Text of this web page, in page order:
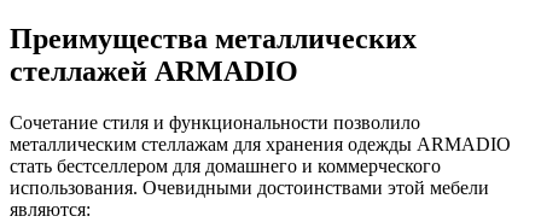
Преимущества металлических
стеллажей ARMADIO
Сочетание стиля и функциональности позволило
металлическим стеллажам для хранения одежды ARMADIO
стать бестселлером для домашнего и коммерческого
использования. Очевидными достоинствами этой мебели
являются: